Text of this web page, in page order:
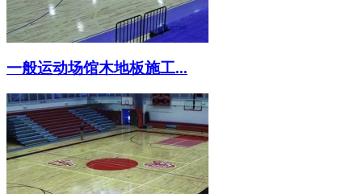
一般运动场馆木地板施工...